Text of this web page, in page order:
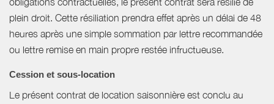
plein droit. Cette résiliation prendra effet après un délai de 48
heures après une simple sommation par lettre recommandée
ou lettre remise en main propre restée infructueuse.
Cession et sous-location
Le présent contrat de location saisonnière est conclu au